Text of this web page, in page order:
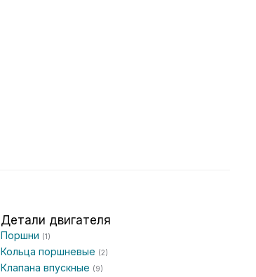
Детали двигателя
Поршни (1)
Кольца поршневые (2)
Клапана впускные (9)